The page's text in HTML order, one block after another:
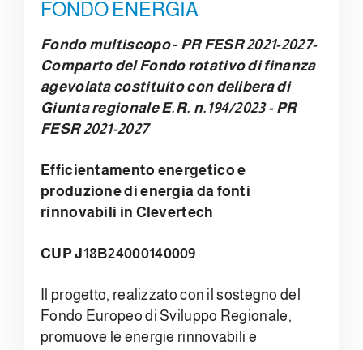
FONDO ENERGIA
Fondo multiscopo- PR FESR 2021-2027-
Comparto del Fondo rotativo di finanza
agevolata costituito con delibera di
Giunta regionale E.R. n.194/2023 - PR
FESR 2021-2027
Efficientamento energetico e
produzione di energia da fonti
rinnovabili in Clevertech
CUP J18B24000140009
Il progetto, realizzato con il sostegno del
Fondo Europeo di Sviluppo Regionale,
promuove le energie rinnovabili e